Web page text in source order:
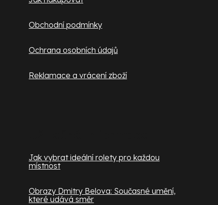
Obchodní podmínky
Ochrana osobních údajů
Reklamace a vrácení zboží
Jak vybrat ideální rolety pro každou
místnost
Obrazy Dmitry Belova: Současné umění,
které udává směr